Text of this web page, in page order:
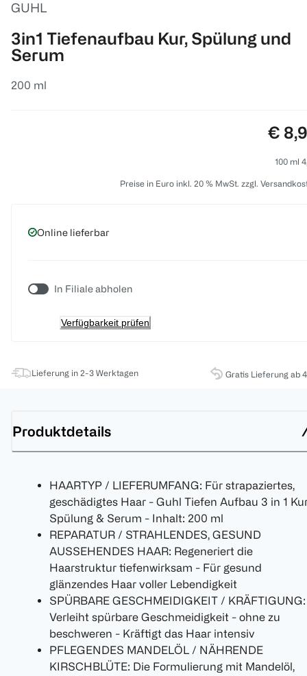
GUHL
3in1 Tiefenaufbau Kur, Spülung und
Serum
200 ml
€
100 ml
Preise in Euro inkl. 20 % MwSt. zzgl.
Online lieferbar
In Filiale abholen
Verfügbarkeit prüfen
Lieferung in 2-3 Werktagen Gratis Lieferung ab
Produktdetails
HAARTYP / LIEFERUMFANG: Für strapaziertes,
geschädigtes Haar - Guhl Tiefen Aufbau 3 in 1
Spülung & Serum - Inhalt: 200 ml
REPARATUR / STRAHLENDES, GESUND
AUSSEHENDES HAAR: Regeneriert die
Haarstruktur tiefenwirksam - Für gesund
glänzendes Haar voller Lebendigkeit
SPÜRBARE GESCHMEIDIGKEIT / KRÄFTIGUNG:
Verleiht spürbare Geschmeidigkeit - ohne zu
beschweren - Kräftigt das Haar intensiv
PFLEGENDES MANDELÖL / NÄHRENDE
KIRSCHBLÜTE: Die Formulierung mit Mandelöl,